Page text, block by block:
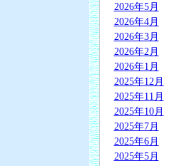
2026年5月
2026年4月
2026年3月
2026年2月
2026年1月
2025年12月
2025年11月
2025年10月
2025年7月
2025年6月
2025年5月